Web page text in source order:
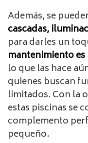
Además, se
cascadas,
para darles un
mantenimiento
lo que las hace
quienes buscan
limitados. Con la
estas piscinas se
complemento
pequeño.